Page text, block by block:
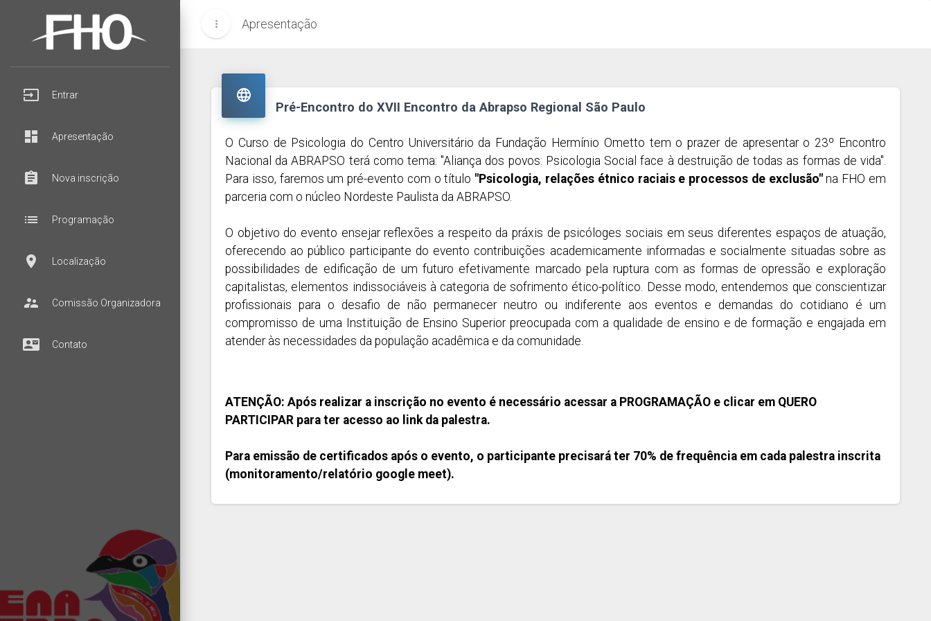
input Entrar
dashboard Apresentação
assignment Nova inscrição
list Programação
room Localização
supervisor_account Comissão Organizadora
contact_mail Contato
more_vert Apresentação

Pré-Encontro do XVII Encontro da Abrapso Regional São Paulo
O Curso de Psicologia do Centro Universitário da Fundação Hermínio Ometto tem o prazer de apresentar o 23º Encontro
Nacional da ABRAPSO terá como tema: "Aliança dos povos: Psicologia Social face à destruição de todas as formas de vida".
Para isso, faremos um pré-evento com o título "Psicologia, relações étnico raciais e processos de exclusão"na FHO em
parceria com o núcleo Nordeste Paulista da ABRAPSO.
O objetivo do evento ensejar reflexões a respeito da práxis de psicóloges sociais em seus diferentes espaços de atuação,
oferecendo ao público participante do evento contribuições academicamente informadas e socialmente situadas sobre as
possibilidades de edificação de um futuro efetivamente marcado pela ruptura com as formas de opressão e exploração
capitalistas, elementos indissociáveis à categoria de sofrimento ético-político. Desse modo, entendemos que conscientizar
profissionais para o desafio de não permanecer neutro ou indiferente aos eventos e demandas do cotidiano é um
compromisso de uma Instituição de Ensino Superior preocupada com a qualidade de ensino e de formação e engajada em
atender às necessidades da população acadêmica e da comunidade.
ATENÇÃO: Após realizar a inscrição no evento é necessário acessar a PROGRAMAÇÃO e clicar em QUERO
PARTICIPAR para ter acesso ao link da palestra.
Para emissão de certificados após o evento, o participante precisará ter 70% de frequência em cada palestra inscrita
(monitoramento/relatório google meet).